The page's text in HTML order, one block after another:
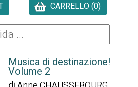
CARRELLO (0)
Musica di destinazione!
Volume 2